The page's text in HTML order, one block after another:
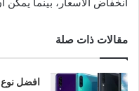
مقالات ذات صلة
افضل نوع